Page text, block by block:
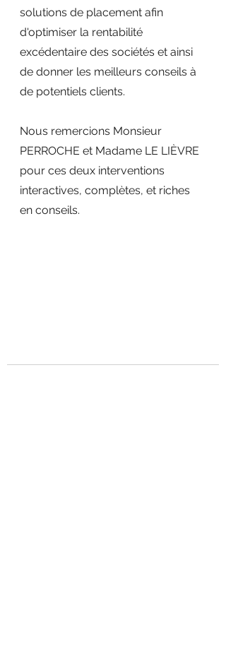
solutions de placement afin
d'optimiser la rentabilité
excédentaire des sociétés et ainsi
de donner les meilleurs conseils à
de potentiels clients.
Nous remercions Monsieur
PERROCHE et Madame LE LIÈVRE
pour ces deux interventions
interactives, complètes, et riches
en conseils.